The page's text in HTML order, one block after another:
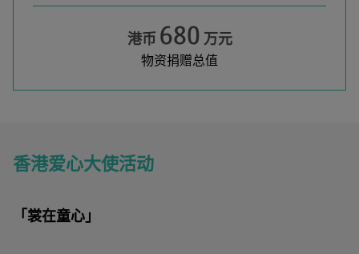
港币 680 万元
物资捐赠总值
香港爱心大使活动
「裳在童心」